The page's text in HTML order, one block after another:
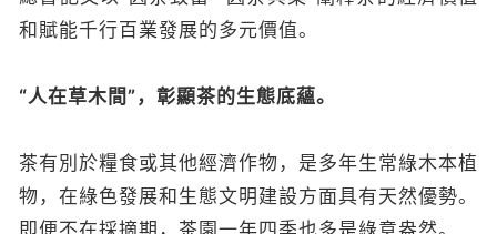
和賦能千行百業發展的多元價值。
“人在草木間”，彰顯茶的生態底蘊。
茶有別於糧食或其他經濟作物，是多年生常綠木本植
物，在綠色發展和生態文明建設方面具有天然優勢。